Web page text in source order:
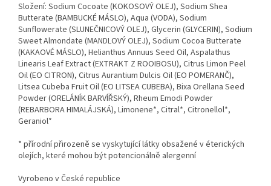
Složení: Sodium Cocoate (KOKOSOVÝ OLEJ), Sodium Shea
Butterate (BAMBUCKÉ MÁSLO), Aqua (VODA), Sodium
Sunflowerate (SLUNEČNICOVÝ OLEJ), Glycerin (GLYCERIN), Sodium
Sweet Almondate (MANDLOVÝ OLEJ), Sodium Cocoa Butterate
(KAKAOVÉ MÁSLO), Helianthus Annuus Seed Oil, Aspalathus
Linearis Leaf Extract (EXTRAKT Z ROOIBOSU), Citrus Limon Peel
Oil (EO CITRON), Citrus Aurantium Dulcis Oil (EO POMERANČ),
Litsea Cubeba Fruit Oil (EO LITSEA CUBEBA), Bixa Orellana Seed
Powder (ORELÁNÍK BARVÍŘSKÝ), Rheum Emodi Powder
(REBARBORA HIMALÁJSKÁ), Limonene*, Citral*, Citronellol*,
Geraniol*
* přírodní přirozeně se vyskytující látky obsažené v éterických
olejích, které mohou být potencionálně alergenní
Vyrobeno v České republice